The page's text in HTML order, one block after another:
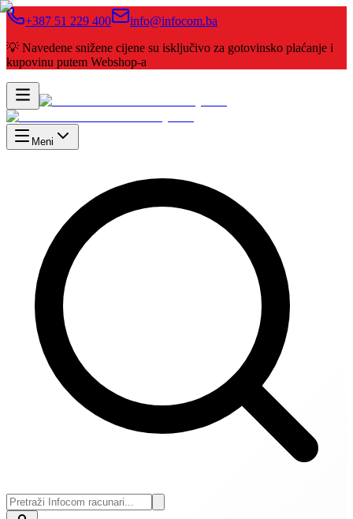
+387 51 229 400
info@infocom.ba
💡 Navedene snižene cijene su isključivo za gotovinsko plaćanje i
kupovinu putem Webshop-a
Meni